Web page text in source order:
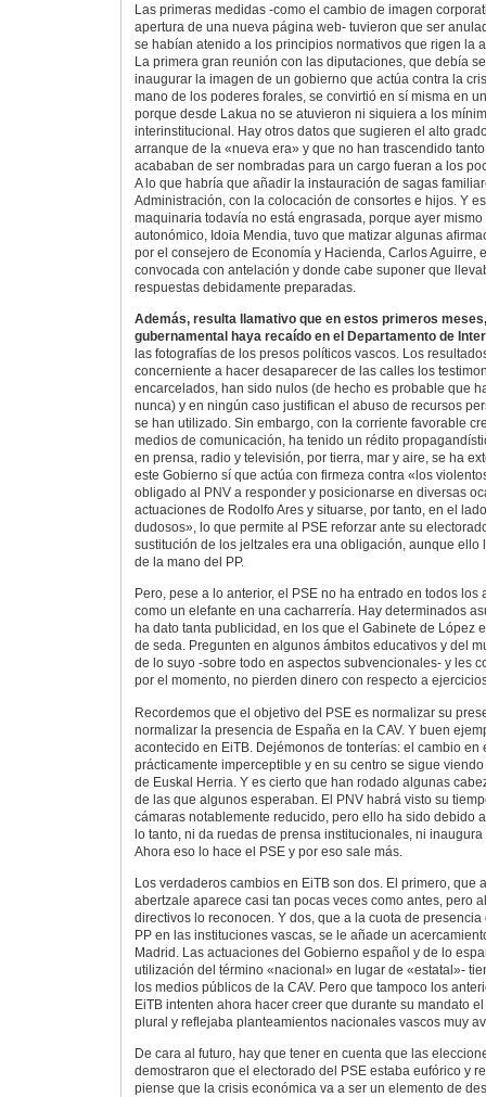
Las primeras medidas -como el cambio de imagen
apertura de una nueva página web- tuvieron que ser
se habían atenido a los principios normativos que rigen la
La primera gran reunión con las diputaciones, que debía
inaugurar la imagen de un gobierno que actúa contra la
mano de los poderes forales, se convirtió en sí misma en
porque desde Lakua no se atuvieron ni siquiera a los
interinstitucional. Hay otros datos que sugieren el alto
arranque de la «nueva era» y que no han trascendido
acababan de ser nombradas para un cargo fueran a los
A lo que habría que añadir la instauración de sagas
Administración, con la colocación de consortes e hijos. Y
maquinaria todavía no está engrasada, porque ayer
autonómico, Idoia Mendia, tuvo que matizar algunas
por el consejero de Economía y Hacienda, Carlos Aguirre,
convocada con antelación y donde cabe suponer que
respuestas debidamente preparadas.
Además, resulta llamativo que en estos primeros
gubernamental haya recaído en el Departamento de
las fotografías de los presos políticos vascos. Los
concerniente a hacer desaparecer de las calles los
encarcelados, han sido nulos (de hecho es probable que
nunca) y en ningún caso justifican el abuso de recursos
se han utilizado. Sin embargo, con la corriente favorable
medios de comunicación, ha tenido un rédito
en prensa, radio y televisión, por tierra, mar y aire, se ha
este Gobierno sí que actúa con firmeza contra «los
obligado al PNV a responder y posicionarse en diversas
actuaciones de Rodolfo Ares y situarse, por tanto, en el
dudosos», lo que permite al PSE reforzar ante su
sustitución de los jeltzales era una obligación, aunque ello
de la mano del PP.
Pero, pese a lo anterior, el PSE no ha entrado en todos los
como un elefante en una cacharrería. Hay determinados
ha dato tanta publicidad, en los que el Gabinete de López
de seda. Pregunten en algunos ámbitos educativos y del
de lo suyo -sobre todo en aspectos subvencionales- y les
por el momento, no pierden dinero con respecto a
Recordemos que el objetivo del PSE es normalizar su
normalizar la presencia de España en la CAV. Y buen
acontecido en EiTB. Dejémonos de tonterías: el cambio en
prácticamente imperceptible y en su centro se sigue
de Euskal Herria. Y es cierto que han rodado algunas
de las que algunos esperaban. El PNV habrá visto su
cámaras notablemente reducido, pero ello ha sido debido
lo tanto, ni da ruedas de prensa institucionales, ni
Ahora eso lo hace el PSE y por eso sale más.
Los verdaderos cambios en EiTB son dos. El primero, que
abertzale aparece casi tan pocas veces como antes, pero
directivos lo reconocen. Y dos, que a la cuota de
PP en las instituciones vascas, se le añade un
Madrid. Las actuaciones del Gobierno español y de lo
utilización del término «nacional» en lugar de «estatal»-
los medios públicos de la CAV. Pero que tampoco los
EiTB intenten ahora hacer creer que durante su mandato
plural y reflejaba planteamientos nacionales vascos muy
De cara al futuro, hay que tener en cuenta que las
demostraron que el electorado del PSE estaba eufórico y
piense que la crisis económica va a ser un elemento de